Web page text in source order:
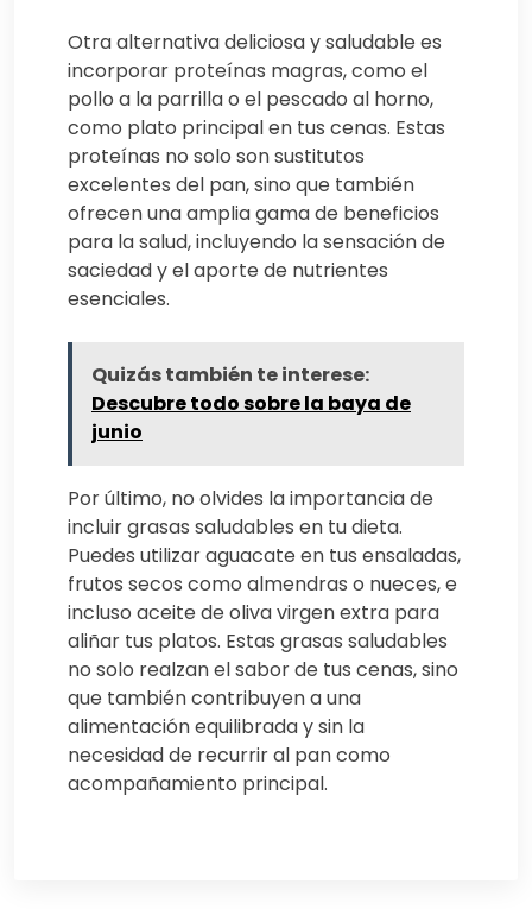
Otra alternativa deliciosa y saludable es
incorporar proteínas magras, como el
pollo a la parrilla o el pescado al horno,
como plato principal en tus cenas. Estas
proteínas no solo son sustitutos
excelentes del pan, sino que también
ofrecen una amplia gama de beneficios
para la salud, incluyendo la sensación de
saciedad y el aporte de nutrientes
esenciales.
Quizás también te interese:
Descubre todo sobre la baya de
junio
Por último, no olvides la importancia de
incluir grasas saludables en tu dieta.
Puedes utilizar aguacate en tus ensaladas,
frutos secos como almendras o nueces, e
incluso aceite de oliva virgen extra para
aliñar tus platos. Estas grasas saludables
no solo realzan el sabor de tus cenas, sino
que también contribuyen a una
alimentación equilibrada y sin la
necesidad de recurrir al pan como
acompañamiento principal.